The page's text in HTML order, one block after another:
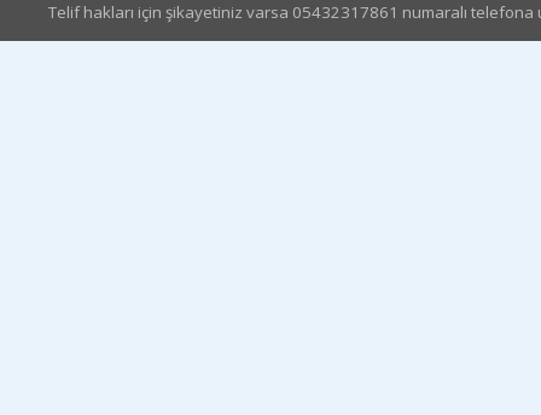
Telif hakları için şikayetiniz varsa 05432317861 numaralı telefona